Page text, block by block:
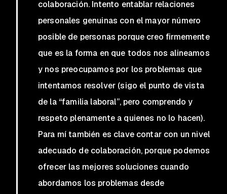
colaboración. Intento entablar relaciones
personales genuinas con el mayor número
posible de personas porque creo firmemente
que es la forma en que todos nos alineamos
y nos preocupamos por los problemas que
intentamos resolver (sigo el punto de vista
de la “familia laboral”, pero comprendo y
respeto plenamente a quienes no lo hacen).
Para mí también es clave contar con un nivel
adecuado de colaboración, porque podemos
ofrecer las mejores soluciones cuando
abordamos los problemas desde